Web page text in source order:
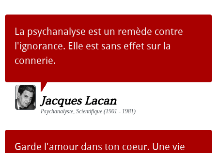
La psychanalyse est un remède contre
l'ignorance. Elle est sans effet sur la
connerie.
Jacques Lacan
Psychanalyste, Scientifique (1901 - 1981)
Garde l'amour dans ton coeur. Une vie